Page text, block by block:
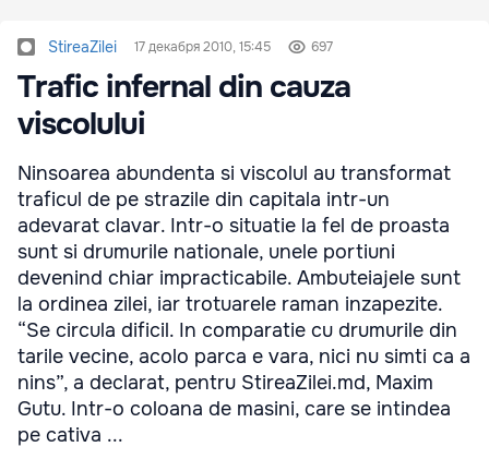
StireaZilei 17 декабря 2010, 15:45 697
Trafic infernal din cauza
viscolului
Ninsoarea abundenta si viscolul au transformat
traficul de pe strazile din capitala intr-un
adevarat clavar. Intr-o situatie la fel de proasta
sunt si drumurile nationale, unele portiuni
devenind chiar impracticabile. Ambuteiajele sunt
la ordinea zilei, iar trotuarele raman inzapezite.
“Se circula dificil. In comparatie cu drumurile din
tarile vecine, acolo parca e vara, nici nu simti ca a
nins”, a declarat, pentru StireaZilei.md, Maxim
Gutu. Intr-o coloana de masini, care se intindea
pe cativa ...